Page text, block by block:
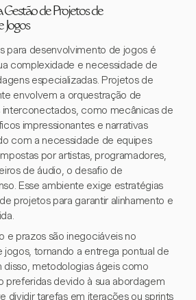
de Projetos de
Jogos
para desenvolvimento de jogos é
complexidade e necessidade de
especializadas. Projetos de
envolvem a orquestração de
interconectados, como mecânicas de
impressionantes e narrativas
com a necessidade de equipes
por artistas, programadores,
de áudio, o desafio de
Esse ambiente exige estratégias
projetos para garantir alinhamento e
e prazos são inegociáveis no
tornando a entrega pontual de
disso, metodologias ágeis como
preferidas devido à sua abordagem
dividir tarefas em iterações ou sprints